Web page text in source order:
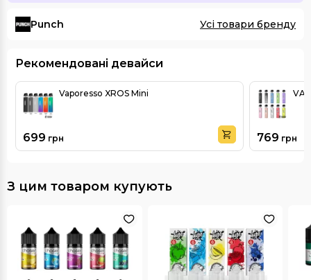
Punch Усі товари бренду
Рекомендовані девайси
Vaporesso XROS Mini
699 грн 769 грн
З цим товаром купують